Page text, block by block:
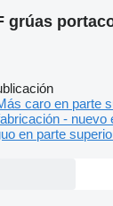
grúas
caro en parte
- nuevo
en parte